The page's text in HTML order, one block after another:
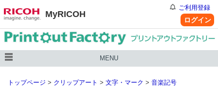
MyRICOH
ご利用登録
ログイン
MENU
トップページ > クリップアート > 文字・マーク > 音楽記号